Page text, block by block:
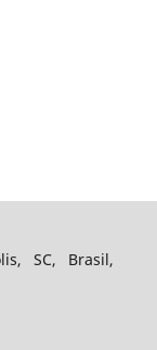
SC, Brasil,